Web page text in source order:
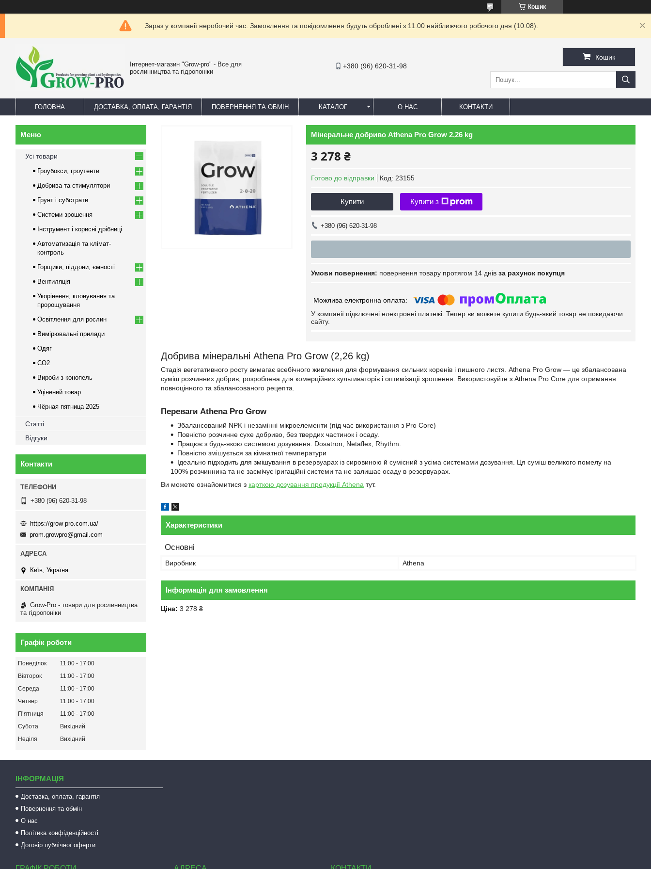
Кошик
Зараз у компанії неробочий час. Замовлення та повідомлення будуть оброблені з 11:00 найближчого робочого дня (10.08).
Інтернет-магазин "Grow-pro" - Все для
рослинництва та гідропоніки
+380 (96) 620-31-98
Кошик
ГОЛОВНА ДОСТАВКА, ОПЛАТА, ГАРАНТІЯ ПОВЕРНЕННЯ ТА ОБМІН КАТАЛОГ О НАС КОНТАКТИ
Мінеральне добриво Athena Pro Grow 2,26 kg
3 278 ₴
Готово до відправки Код: 23155
Купити Купити з
+380 (96) 620-31-98
повернення товару протягом 14 днів за рахунок покупця
У компанії підключені електронні платежі. Тепер ви можете купити будь-який товар не покидаючи
сайту.
Добрива мінеральні Athena Pro Grow (2,26 kg)
Стадія вегетативного росту вимагає всебічного живлення для формування сильних коренів і пишного листя. Athena Pro Grow — це збалансована
суміш розчинних добрив, розроблена для комерційних культиваторів і оптимізації зрошення. Використовуйте з Athena Pro Core для отримання
повноцінного та збалансованого рецепта.
Переваги Athena Pro Grow
Збалансований NPK і незамінні мікроелементи (під час використання з Pro Core)
Повністю розчинне сухе добриво, без твердих частинок і осаду.
Працює з будь-якою системою дозування: Dosatron, Netaflex, Rhythm.
Повністю змішується за кімнатної температури
Ідеально підходить для змішування в резервуарах із сировиною й сумісний з усіма системами дозування. Ця суміш великого помелу на
100% розчинника та не засмічує іригаційні системи та не залишає осаду в резервуарах.
Ви можете ознайомитися з карткою дозування продукції Athena тут.
Характеристики
Основні
Виробник Athena
Інформація для замовлення
Ціна: 3 278 ₴
Усі товари
Гроубокси, гроутенти
Добрива та стимулятори
Грунт і субстрати
Системи зрошення
Інструмент і корисні дрібниці
Автоматизація та клімат-
контроль
Горщики, піддони, ємності
Вентиляція
Укорінення, клонування та
пророщування
Освітлення для рослин
Вимірювальні прилади
Одяг
CO2
Вироби з конопель
Уцінений товар
Чёрная пятница 2025
Статті
Відгуки
Контакти
+380 (96) 620-31-98
https://grow-pro.com.ua/
prom.growpro@gmail.com
Київ, Україна
Grow-Pro - товари для рослинництва
та гідропоніки
Графік роботи
Понеділок 11:00
17:00
Вівторок
11:00
17:00
Середа
11:00
17:00
Четвер
11:00
17:00
Пʼятниця
11:00
17:00
Субота
Вихідний
Неділя
Вихідний
ІНФОРМАЦІЯ
Доставка, оплата, гарантія
Повернення та обмін
О нас
Політика конфіденційності
Договір публічної оферти